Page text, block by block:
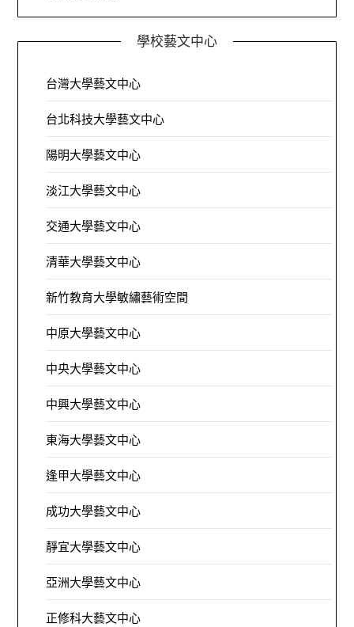
學校藝文中心
台灣大學藝文中心
台北科技大學藝文中心
陽明大學藝文中心
淡江大學藝文中心
交通大學藝文中心
清華大學藝文中心
新竹教育大學敏繡藝術空間
中原大學藝文中心
中央大學藝文中心
中興大學藝文中心
東海大學藝文中心
逢甲大學藝文中心
成功大學藝文中心
靜宜大學藝文中心
亞洲大學藝文中心
正修科大藝文中心